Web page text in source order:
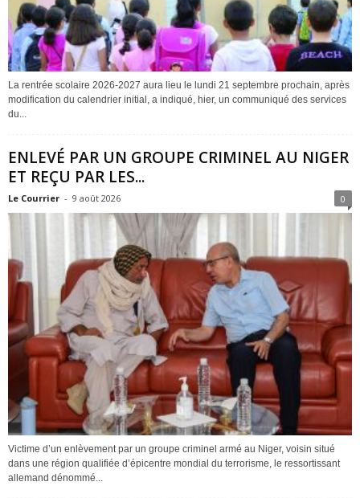
La rentrée scolaire 2026-2027 aura lieu le lundi 21 septembre prochain, après
modification du calendrier initial, a indiqué, hier, un communiqué des services
du...
ENLEVÉ PAR UN GROUPE CRIMINEL AU NIGER
ET REÇU PAR LES...
Le Courrier - 9 août 2026 0
Victime d’un enlèvement par un groupe criminel armé au Niger, voisin situé
dans une région qualifiée d’épicentre mondial du terrorisme, le ressortissant
allemand dénommé...